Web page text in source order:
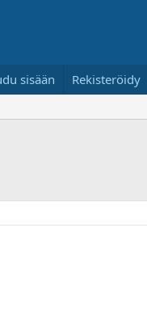
sisään Rekisteröidy